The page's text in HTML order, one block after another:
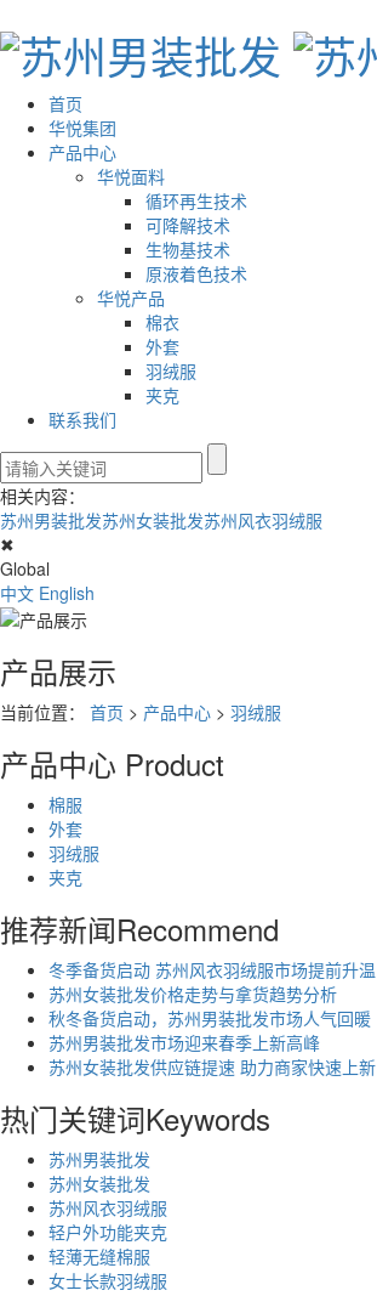
首页
华悦集团
产品中心
华悦面料
循环再生技术
可降解技术
生物基技术
原液着色技术
华悦产品
棉衣
外套
羽绒服
夹克
联系我们
相关内容：
苏州男装批发苏州女装批发苏州风衣羽绒服
✖
Global
中文 English
产品展示
当前位置： 首页 > 产品中心 > 羽绒服
产品中心 Product
棉服
外套
羽绒服
夹克
推荐新闻Recommend
冬季备货启动 苏州风衣羽绒服市场提前升温
苏州女装批发价格走势与拿货趋势分析
秋冬备货启动，苏州男装批发市场人气回暖
苏州男装批发市场迎来春季上新高峰
苏州女装批发供应链提速 助力商家快速上新
热门关键词Keywords
苏州男装批发
苏州女装批发
苏州风衣羽绒服
轻户外功能夹克
轻薄无缝棉服
女士长款羽绒服